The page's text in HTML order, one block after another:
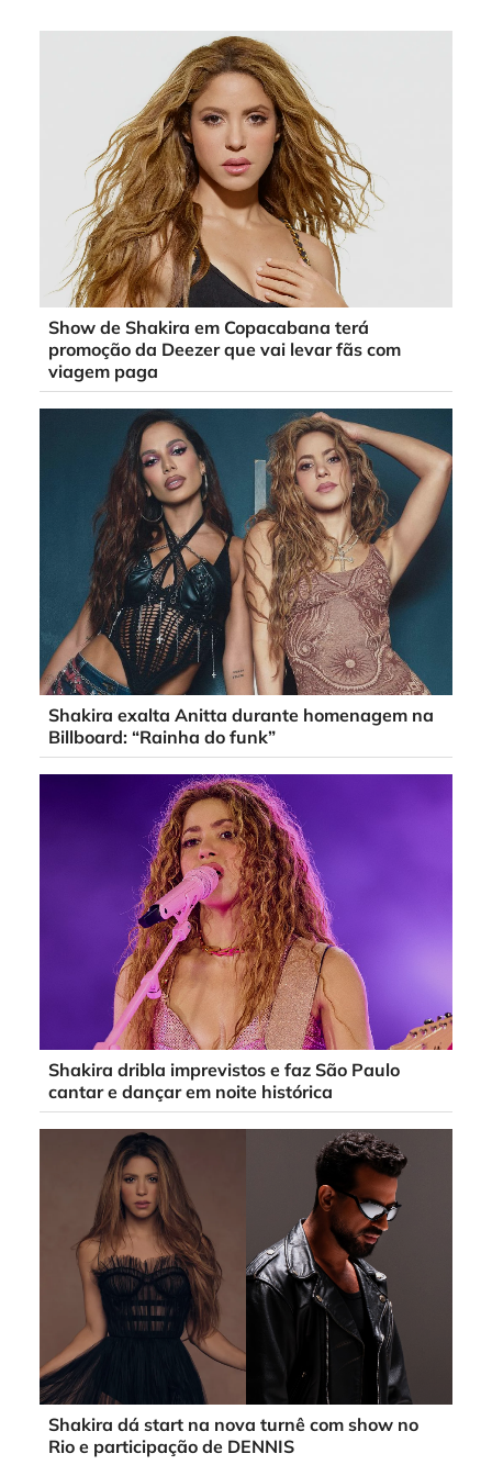
Show de Shakira em Copacabana terá
promoção da Deezer que vai levar fãs com
viagem paga
Shakira exalta Anitta durante homenagem na
Billboard: “Rainha do funk”
Shakira dribla imprevistos e faz São Paulo
cantar e dançar em noite histórica
Shakira dá start na nova turnê com show no
Rio e participação de DENNIS